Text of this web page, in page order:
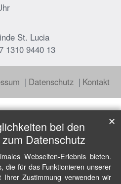
St. Lucia
1310 9440 13
Datenschutz Kontakt
bei den
Datenschutz
Webseiten-Erlebnis bieten.
die für das Funktionieren unserer
Zustimmung verwenden wir
✕